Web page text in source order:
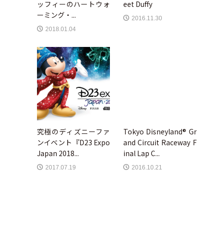
ッフィーのハートウォ
ーミング・...
2018.01.04
eet Duffy
2016.11.30
究極のディズニーファ
ンイベント『D23 Expo
Japan 2018...
2017.07.19
Tokyo Disneyland® Gr
and Circuit Raceway F
inal Lap C...
2016.10.21